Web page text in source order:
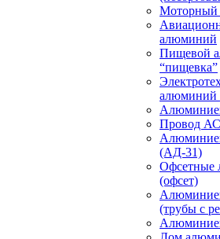
Моторный
алюминий
Пищевой
“пищевка”
алюминий
Провод АС
(АД-31)
Офсетные
(офсет)
(трубы с